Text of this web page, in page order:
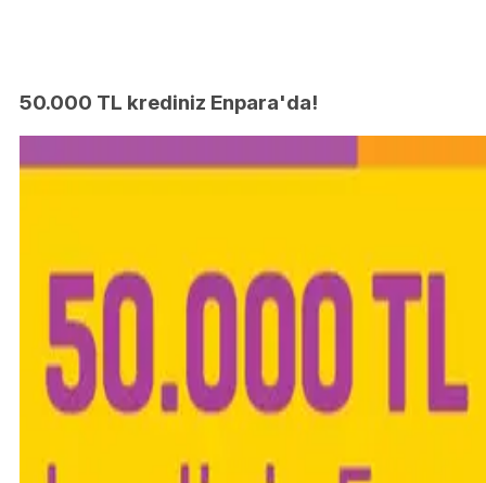
50.000 TL krediniz Enpara'da!